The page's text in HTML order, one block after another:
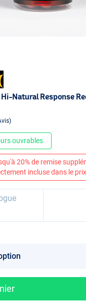
Hi-Natural Response
ouvrables
20% de remise
incluse dans le